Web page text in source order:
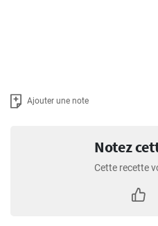
Ajouter une note
Notez
Cette recette